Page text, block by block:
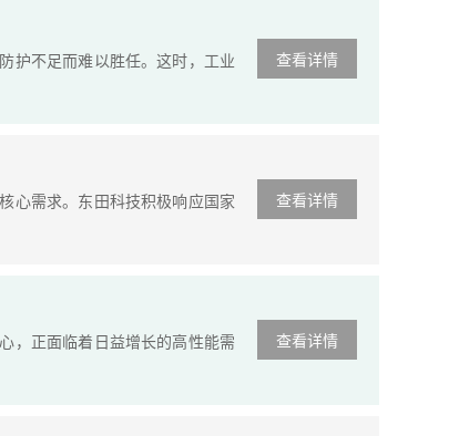
查看详情
护不足而难以胜任。这时，工业
查看详情
心需求。东田科技积极响应国家
查看详情
，正面临着日益增长的高性能需